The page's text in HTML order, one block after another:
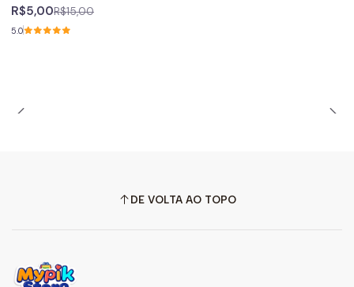
R$5,00R$15,00
5.0
DE VOLTA AO TOPO